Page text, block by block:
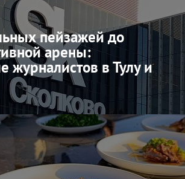
пейзажей до
арены:
журналистов в Тулу и